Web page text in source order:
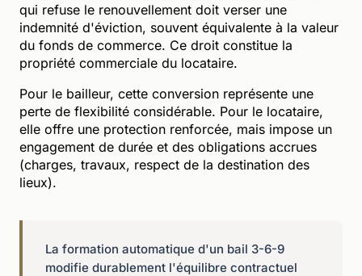
qui refuse le renouvellement doit verser une
indemnité d'éviction, souvent équivalente à la valeur
du fonds de commerce. Ce droit constitue la
propriété commerciale du locataire.
Pour le bailleur, cette conversion représente une
perte de flexibilité considérable. Pour le locataire,
elle offre une protection renforcée, mais impose un
engagement de durée et des obligations accrues
(charges, travaux, respect de la destination des
lieux).
La formation automatique d'un bail 3-6-9
modifie durablement l'équilibre contractuel